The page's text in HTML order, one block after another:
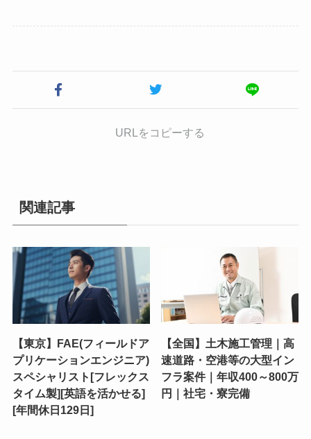
URLをコピーする
関連記事
【東京】FAE(フィールドア
プリケーションエンジニア)
スペシャリスト[フレックス
タイム製][英語を活かせる]
[年間休日129日]
【全国】土木施工管理｜高
速道路・空港等の大型イン
フラ案件｜年収400～800万
円｜社宅・寮完備